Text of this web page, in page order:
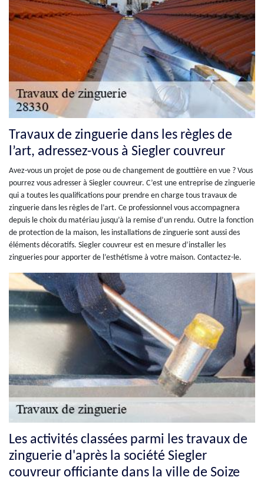
Travaux de zinguerie dans les règles de
l’art, adressez-vous à Siegler couvreur
Avez-vous un projet de pose ou de changement de gouttière en vue ? Vous
pourrez vous adresser à Siegler couvreur. C’est une entreprise de zinguerie
qui a toutes les qualifications pour prendre en charge tous travaux de
zinguerie dans les règles de l’art. Ce professionnel vous accompagnera
depuis le choix du matériau jusqu’à la remise d’un rendu. Outre la fonction
de protection de la maison, les installations de zinguerie sont aussi des
éléments décoratifs. Siegler couvreur est en mesure d’installer les
zingueries pour apporter de l’esthétisme à votre maison. Contactez-le.
Les activités classées parmi les travaux de
zinguerie d'après la société Siegler
couvreur officiante dans la ville de Soize